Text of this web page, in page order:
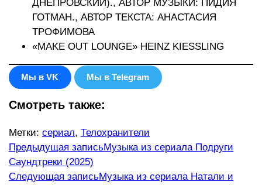
ДНЕПРОВСКИЙ)., АВТОР МУЗЫКИ: ПИДИЯ
ГОТМАН., АВТОР ТЕКСТА: АНАСТАСИЯ
ТРОФИМОВА
«МAKE OUT LOUNGE» HEINZ KIESSLING
Мы в VK Мы в Telegram
Смотреть также:
Метки: сериал, Телохранители
Еще
статьи
Предыдущая записьМузыка из сериала Подруги
Саундтреки (2025)
Следующая записьМузыка из сериала Натали и